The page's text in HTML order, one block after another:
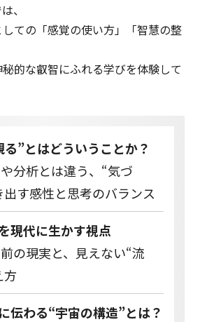
、
ての「感覚の使い方」「智慧の整
的な叡智にふれる学びを体験して
る”とはどういうことか？
分析とは違う、“気づ
出す感性と思考のバランス
現代に生かす視点
の現実と、見えない“流
方
伝わる“宇宙の構造”とは？